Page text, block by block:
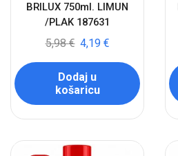
BRILUX 750ml. LIMUN
/PLAK 187631
5,98€ 4,19 €
Dodaj u
košaricu